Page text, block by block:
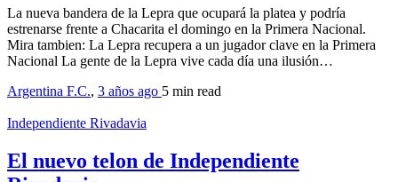
La nueva bandera de la Lepra que ocupará la platea y podría
estrenarse frente a Chacarita el domingo en la Primera Nacional.
Mira tambien: La Lepra recupera a un jugador clave en la Primera
Nacional La gente de la Lepra vive cada día una ilusión…
Argentina F.C., 3 años ago 5 min read
Independiente Rivadavia
El nuevo telon de Independiente